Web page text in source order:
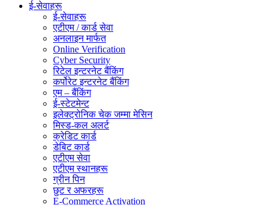
ई-सेवाहरू
ई-सेवाहरू
एटीएम / कार्ड सेवा
अनलाइन मार्फत
Online Verification
Cyber Security
रिटेल इन्टरनेट बैंकिंग
कर्पोरेट इन्टरनेट बैंकिंग
एम – बैंकिंग
ई-स्टेटमेन्ट
इलेक्ट्रोनिक चेक जम्मा मेसिन
मिस्ड-कल अलर्ट
क्रेडिट कार्ड
डेबिट कार्ड
एटीएम सेवा
एटीएम स्थानहरू
ग्रीन पिन
छुट र अफरहरू
E-Commerce Activation